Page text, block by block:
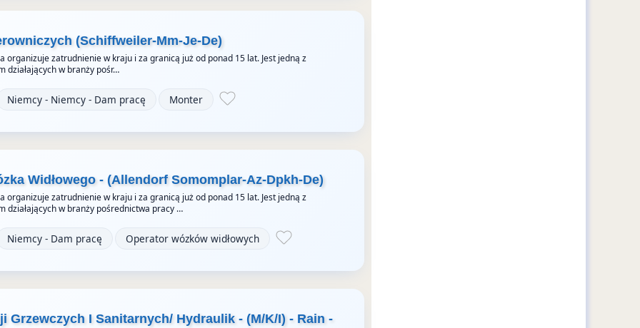
(Schiffweiler-Mm-Je-De)
organizuje zatrudnienie w kraju i za granicą już od ponad 15 lat. Jest jedną z
działających w branży pośr…
Niemcy - Niemcy - Dam pracę Monter
Widłowego - (Allendorf Somomplar-Az-Dpkh-De)
organizuje zatrudnienie w kraju i za granicą już od ponad 15 lat. Jest jedną z
działających w branży pośrednictwa pracy …
Niemcy - Dam pracę Operator wózków widłowych
Grzewczych I Sanitarnych/ Hydraulik - (M/K/I) - Rain -